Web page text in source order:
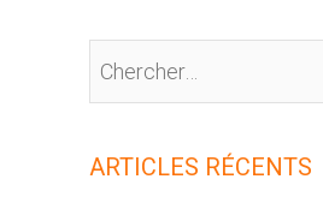
ARTICLES RÉCENTS